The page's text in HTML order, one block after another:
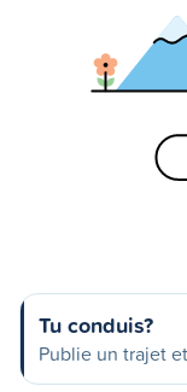
Tu conduis?
Publie un trajet